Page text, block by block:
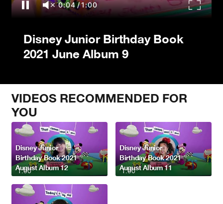
0:04/1:00
Disney Junior Birthday Book
2021 June Album 9
VIDEOS RECOMMENDED FOR
YOU
1:00
Disney Junior
Birthday Book 2021
August Album 12
1:00
Disney Junior
Birthday Book 2021
August Album 11